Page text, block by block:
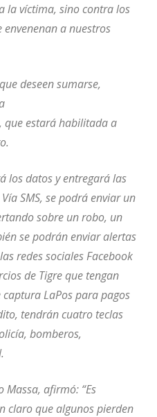
la víctima, sino contra los
envenenan a nuestros
deseen sumarse,
que estará habilitada a
los datos y entregará las
SMS, se podrá enviar un
sobre un robo, un
se podrán enviar alertas
redes sociales Facebook
de Tigre que tengan
LaPos para pagos
tendrán cuatro teclas
bomberos,
Massa, afirmó: “Es
claro que algunos pierden